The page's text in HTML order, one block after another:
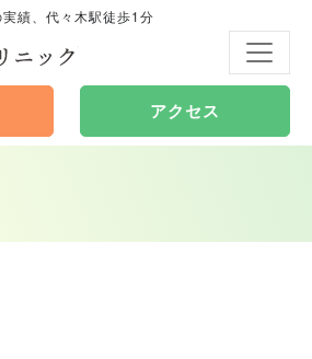
績、代々木駅徒歩1分
代々木クリニック
アクセス